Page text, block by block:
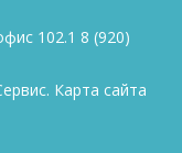
102.1 8 (920)
Карта сайта